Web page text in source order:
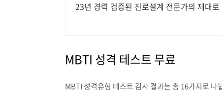
23년 경력 검증된 진로설계 전문가의 제대
MBTI 성격 테스트 무료
MBTI 성격유형 테스트 검사 결과는 총 16가지로